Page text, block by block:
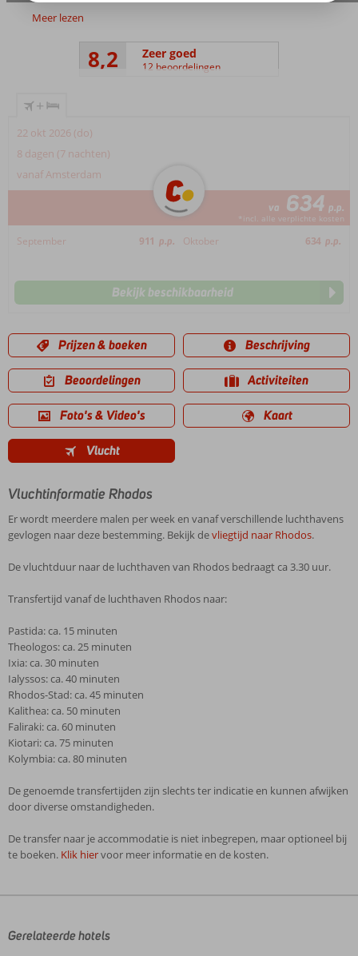
Meer lezen
8,2 Zeer goed
12 beoordelingen
+
22 okt 2026 (do)
8 dagen (7 nachten)
vanaf Amsterdam
va 634 p.p.
*incl. alle verplichte kosten
September 911 p.p. Oktober 634 p.p.
Bekijk beschikbaarheid
Prijzen & boeken Beschrijving
Beoordelingen Activiteiten
Foto's & Video's Kaart
Vlucht
Vluchtinformatie Rhodos
Er wordt meerdere malen per week en vanaf verschillende luchthavens
gevlogen naar deze bestemming. Bekijk devliegtijd naar Rhodos.
De vluchtduur naar de luchthaven van Rhodos bedraagt ca 3.30 uur.
Transfertijd vanaf de luchthaven Rhodos naar:
Pastida: ca. 15 minuten
Theologos: ca. 25 minuten
Ixia: ca. 30 minuten
Ialyssos: ca. 40 minuten
Rhodos-Stad: ca. 45 minuten
Kalithea: ca. 50 minuten
Faliraki: ca. 60 minuten
Kiotari: ca. 75 minuten
Kolymbia: ca. 80 minuten
De genoemde transfertijden zijn slechts ter indicatie en kunnen afwijken
door diverse omstandigheden.
De transfer naar je accommodatie is niet inbegrepen, maar optioneel bij
te boeken. Klik hiervoor meer informatie en de kosten.
door
Gerelateerde hotels